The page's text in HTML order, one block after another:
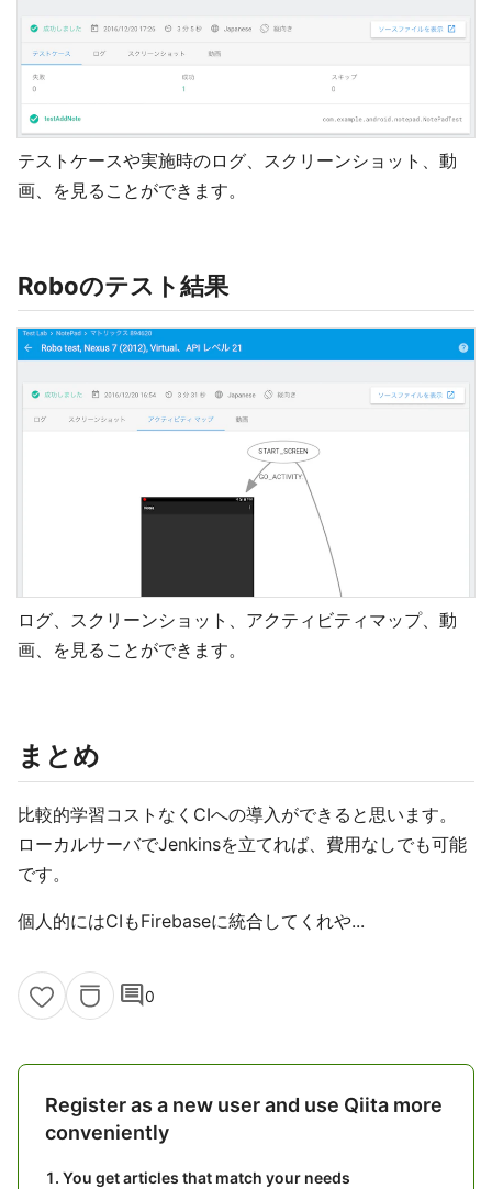
テストケースや実施時のログ、スクリーンショット、動
画、を見ることができます。
Roboのテスト結果
ログ、スクリーンショット、アクティビティマップ、動
画、を見ることができます。
まとめ
比較的学習コストなくCIへの導入ができると思います。
ローカルサーバでJenkinsを立てれば、費用なしでも可能
です。
個人的にはCIもFirebaseに統合してくれや...
comment0
Register as a new user and use Qiita more
conveniently
You get articles that match your needs